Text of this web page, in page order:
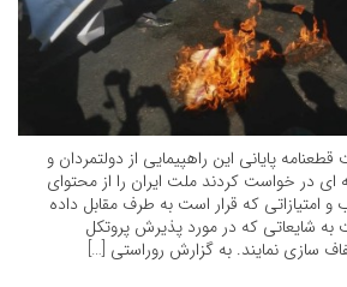
پایانی این راهپیمایی از دولتمردان و
در خواست کردند ملت ایران را از محتوای
امتیازاتی که قرار است به طرف مقابل داده
به شایعاتی که در مورد پذیرش پروتکل
سازی نمایند. به گزارش روراستی […]